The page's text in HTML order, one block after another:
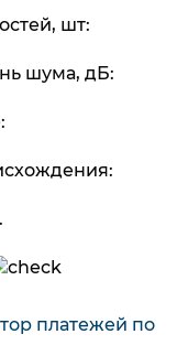
шт:
шума, дБ:
платежей по